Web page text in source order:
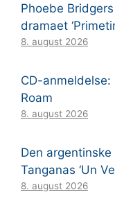
Phoebe
dramaet
8. august 2026
CD-
Roam
8. august 2026
Den
Tanganas ‘Un
8. august 2026